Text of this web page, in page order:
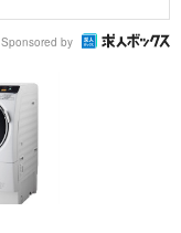
Sponsored by